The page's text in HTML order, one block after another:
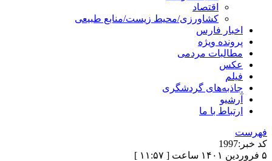
اقتصاد
کشاورزی/محیط زیست/منابع طبیعی
اخبار فارس
پرونده ویژه
مطالبات مردمی
عکس
فیلم
جاذبه‌های گردشگری
آرشیو
ارتباط با ما
فهرست
کد خبر:1997
۵ فروردین ۱۴۰۱ ساعت [ ۱۱:۵۷ ]